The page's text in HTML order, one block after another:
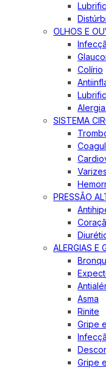
OLHOS E
Colírio
SISTEMA
Varizes
PRESSÃO
ALERGIAS E
Asma
Rinite
Gripe
Gripe